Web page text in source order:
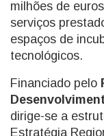
milhões de
serviços
espaços de
tecnológicos.
Financiado pelo
dirige-se a
Estratégia